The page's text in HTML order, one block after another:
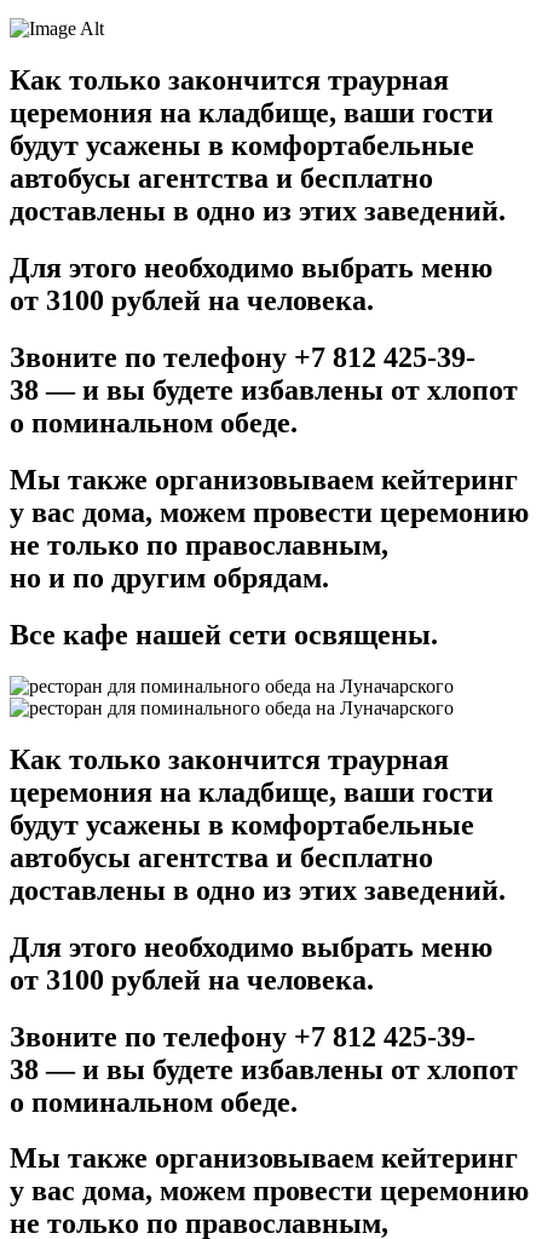
Как только закончится траурная
церемония на кладбище, ваши гости
будут усажены в комфортабельные
автобусы агентства и бесплатно
доставлены в одно из этих заведений.
Для этого необходимо выбрать меню
от 3100 рублей на человека.
Звоните по телефону +7 812 425-39-
38 — и вы будете избавлены от хлопот
о поминальном обеде.
Мы также организовываем кейтеринг
у вас дома, можем провести церемонию
не только по православным,
но и по другим обрядам.
Все кафе нашей сети освящены.
Как только закончится траурная
церемония на кладбище, ваши гости
будут усажены в комфортабельные
автобусы агентства и бесплатно
доставлены в одно из этих заведений.
Для этого необходимо выбрать меню
от 3100 рублей на человека.
Звоните по телефону +7 812 425-39-
38 — и вы будете избавлены от хлопот
о поминальном обеде.
Мы также организовываем кейтеринг
у вас дома, можем провести церемонию
не только по православным,